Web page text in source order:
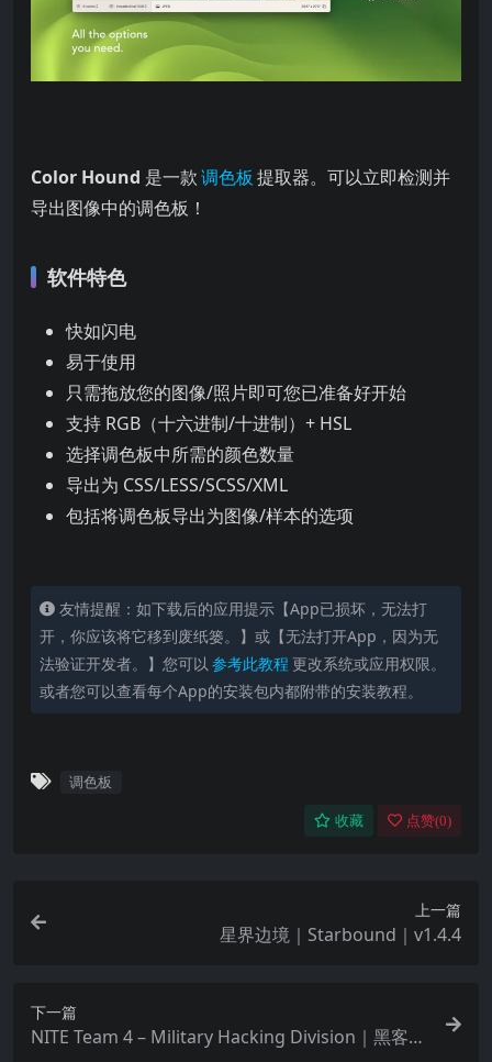
Color Hound 是一款调色板 提取器。可以立即检测并
导出图像中的调色板！
软件特色
快如闪电
易于使用
只需拖放您的图像/照片即可您已准备好开始
支持 RGB（十六进制/十进制）+ HSL
选择调色板中所需的颜色数量
导出为 CSS/LESS/SCSS/XML
包括将调色板导出为图像/样本的选项
友情提醒：如下载后的应用提示【App已损坏，无法打
开，你应该将它移到废纸篓。】或【无法打开App，因为无
法验证开发者。】您可以 参考此教程 更改系统或应用权限。
或者您可以查看每个App的安装包内都附带的安装教程。
调色板
收藏 点赞(0)
上一篇
星界边境｜Starbound｜v1.4.4
下一篇
NITE Team 4 – Military Hacking Division｜黑客模